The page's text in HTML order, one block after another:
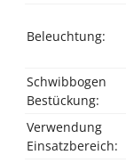
Beleuchtung:
Schwibbogen
Bestückung:
Verwendung
Einsatzbereich: